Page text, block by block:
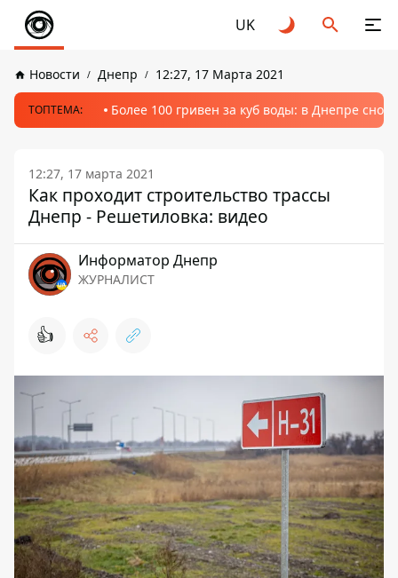
UK
Новости Днепр 12:27, 17 Марта 2021
ТОПТЕМА: Более 100 гривен за куб воды: в Днепре
12:27, 17 марта 2021
Как проходит строительство трассы
Днепр - Решетиловка: видео
Информатор Днепр
ЖУРНАЛИСТ
👍